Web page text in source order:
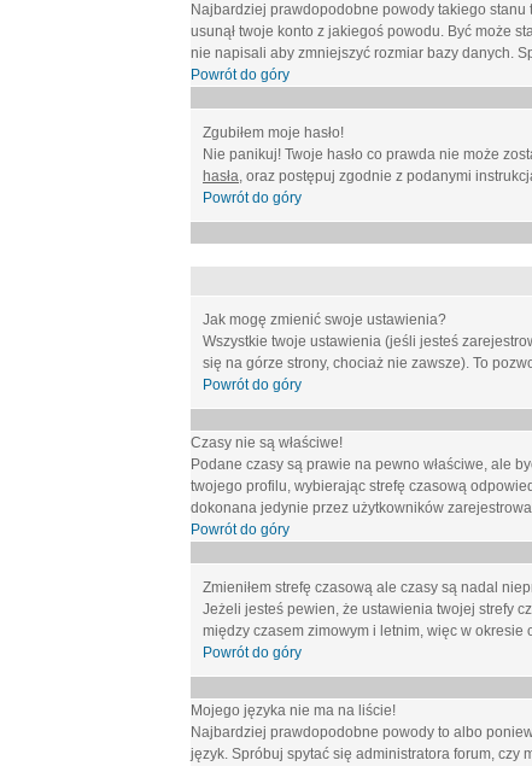
Najbardziej prawdopodobne powody takiego stanu
usunął twoje konto z jakiegoś powodu. Być może
nie napisali aby zmniejszyć rozmiar bazy danych.
Powrót do góry
Zgubiłem moje hasło!
Nie panikuj! Twoje hasło co prawda nie może
hasła, oraz postępuj zgodnie z podanymi
Powrót do góry
Jak mogę zmienić swoje ustawienia?
Wszystkie twoje ustawienia (jeśli jesteś
się na górze strony, chociaż nie zawsze). To
Powrót do góry
Czasy nie są właściwe!
Podane czasy są prawie na pewno właściwe, ale
twojego profilu, wybierając strefę czasową
dokonana jedynie przez użytkowników
Powrót do góry
Zmieniłem strefę czasową ale czasy są nadal
Jeżeli jesteś pewien, że ustawienia twojej strefy
między czasem zimowym i letnim, więc w
Powrót do góry
Mojego języka nie ma na liście!
Najbardziej prawdopodobne powody to albo
język. Spróbuj spytać się administratora forum, czy